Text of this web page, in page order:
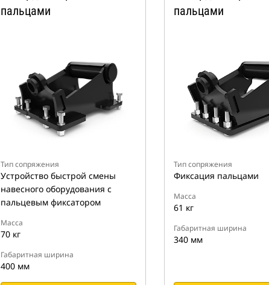
пальцами
Тип сопряжения
Устройство быстрой смены
навесного оборудования с
пальцевым фиксатором
Масса
70 кг
Габаритная ширина
400 мм
пальцами
Тип сопряжения
Фиксация пальцами
Масса
61 кг
Габаритная ширина
340 мм